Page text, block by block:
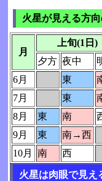
火星が見える方
月
上旬(1日)
夕方 夜中
6月
東
7月
東
8月
東 南
9月
東 南→西
10月
南 西
火星は肉眼で見え